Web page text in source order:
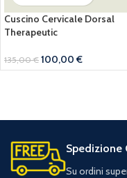
Cuscino Cervicale Dorsal
Therapeutic
135,00€ 100,00€
Spedizione
Su ordini